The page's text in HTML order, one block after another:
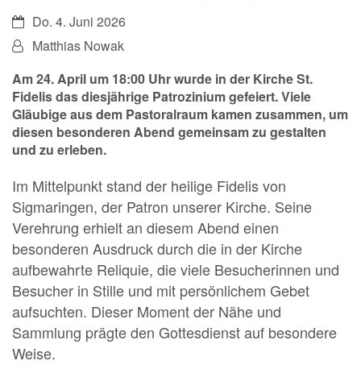
Datum:Do. 4. Juni 2026
Von:Matthias Nowak
Am 24. April um 18:00 Uhr wurde in der Kirche St.
Fidelis das diesjährige Patrozinium gefeiert. Viele
Gläubige aus dem Pastoralraum kamen zusammen, um
diesen besonderen Abend gemeinsam zu gestalten
und zu erleben.
Im Mittelpunkt stand der heilige Fidelis von
Sigmaringen, der Patron unserer Kirche. Seine
Verehrung erhielt an diesem Abend einen
besonderen Ausdruck durch die in der Kirche
aufbewahrte Reliquie, die viele Besucherinnen und
Besucher in Stille und mit persönlichem Gebet
aufsuchten. Dieser Moment der Nähe und
Sammlung prägte den Gottesdienst auf besondere
Weise.